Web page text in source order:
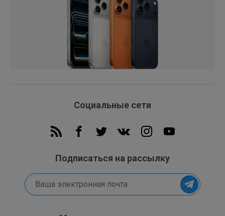
Социальные сети
Подписаться на рассылку